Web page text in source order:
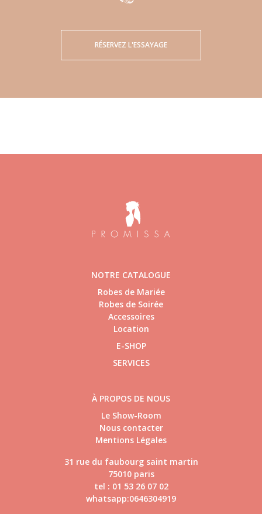
RÉSERVEZ L'ESSAYAGE
NOTRE CATALOGUE
Robes de Mariée
Robes de Soirée
Accessoires
Location
E-SHOP
SERVICES
À PROPOS DE NOUS
Le Show-Room
Nous contacter
Mentions Légales
31 rue du faubourg saint martin
75010 paris
tel : 01 53 26 07 02
whatsapp:0646304919